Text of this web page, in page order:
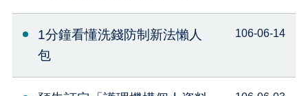
1分鐘看懂洗錢防制新法懶人
包
106-06-14